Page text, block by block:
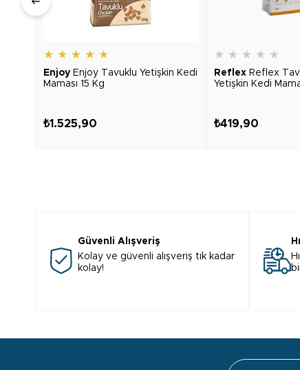
★ ★ ★ ★ ★
Enjoy Enjoy Tavuklu Yetişkin Kedi
Maması 15 Kg
₺1.525,90
★ ★ ★ ★ ★
Reflex Reflex
Yetişkin Kedi
₺419,90
Güvenli Alışveriş
Kolay ve güvenli alışveriş tık kadar
kolay!